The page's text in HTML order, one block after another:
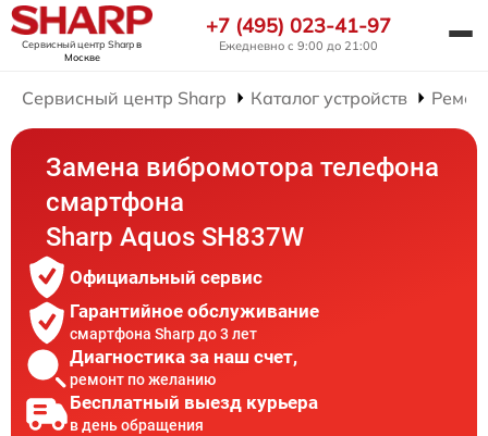
Сервисный центр Sharpв
Москве
+7 (495) 023-41-97
Ежедневно с 9:00 до 21:00
Сервисный центр Sharp Каталог устройств
Замена вибромотора телефона
смартфона
Sharp Aquos SH837W
Официальный сервис
Гарантийное обслуживание
смартфона Sharp до 3 лет
Диагностика за наш счет,
ремонт по желанию
Бесплатный выезд курьера
в день обращения